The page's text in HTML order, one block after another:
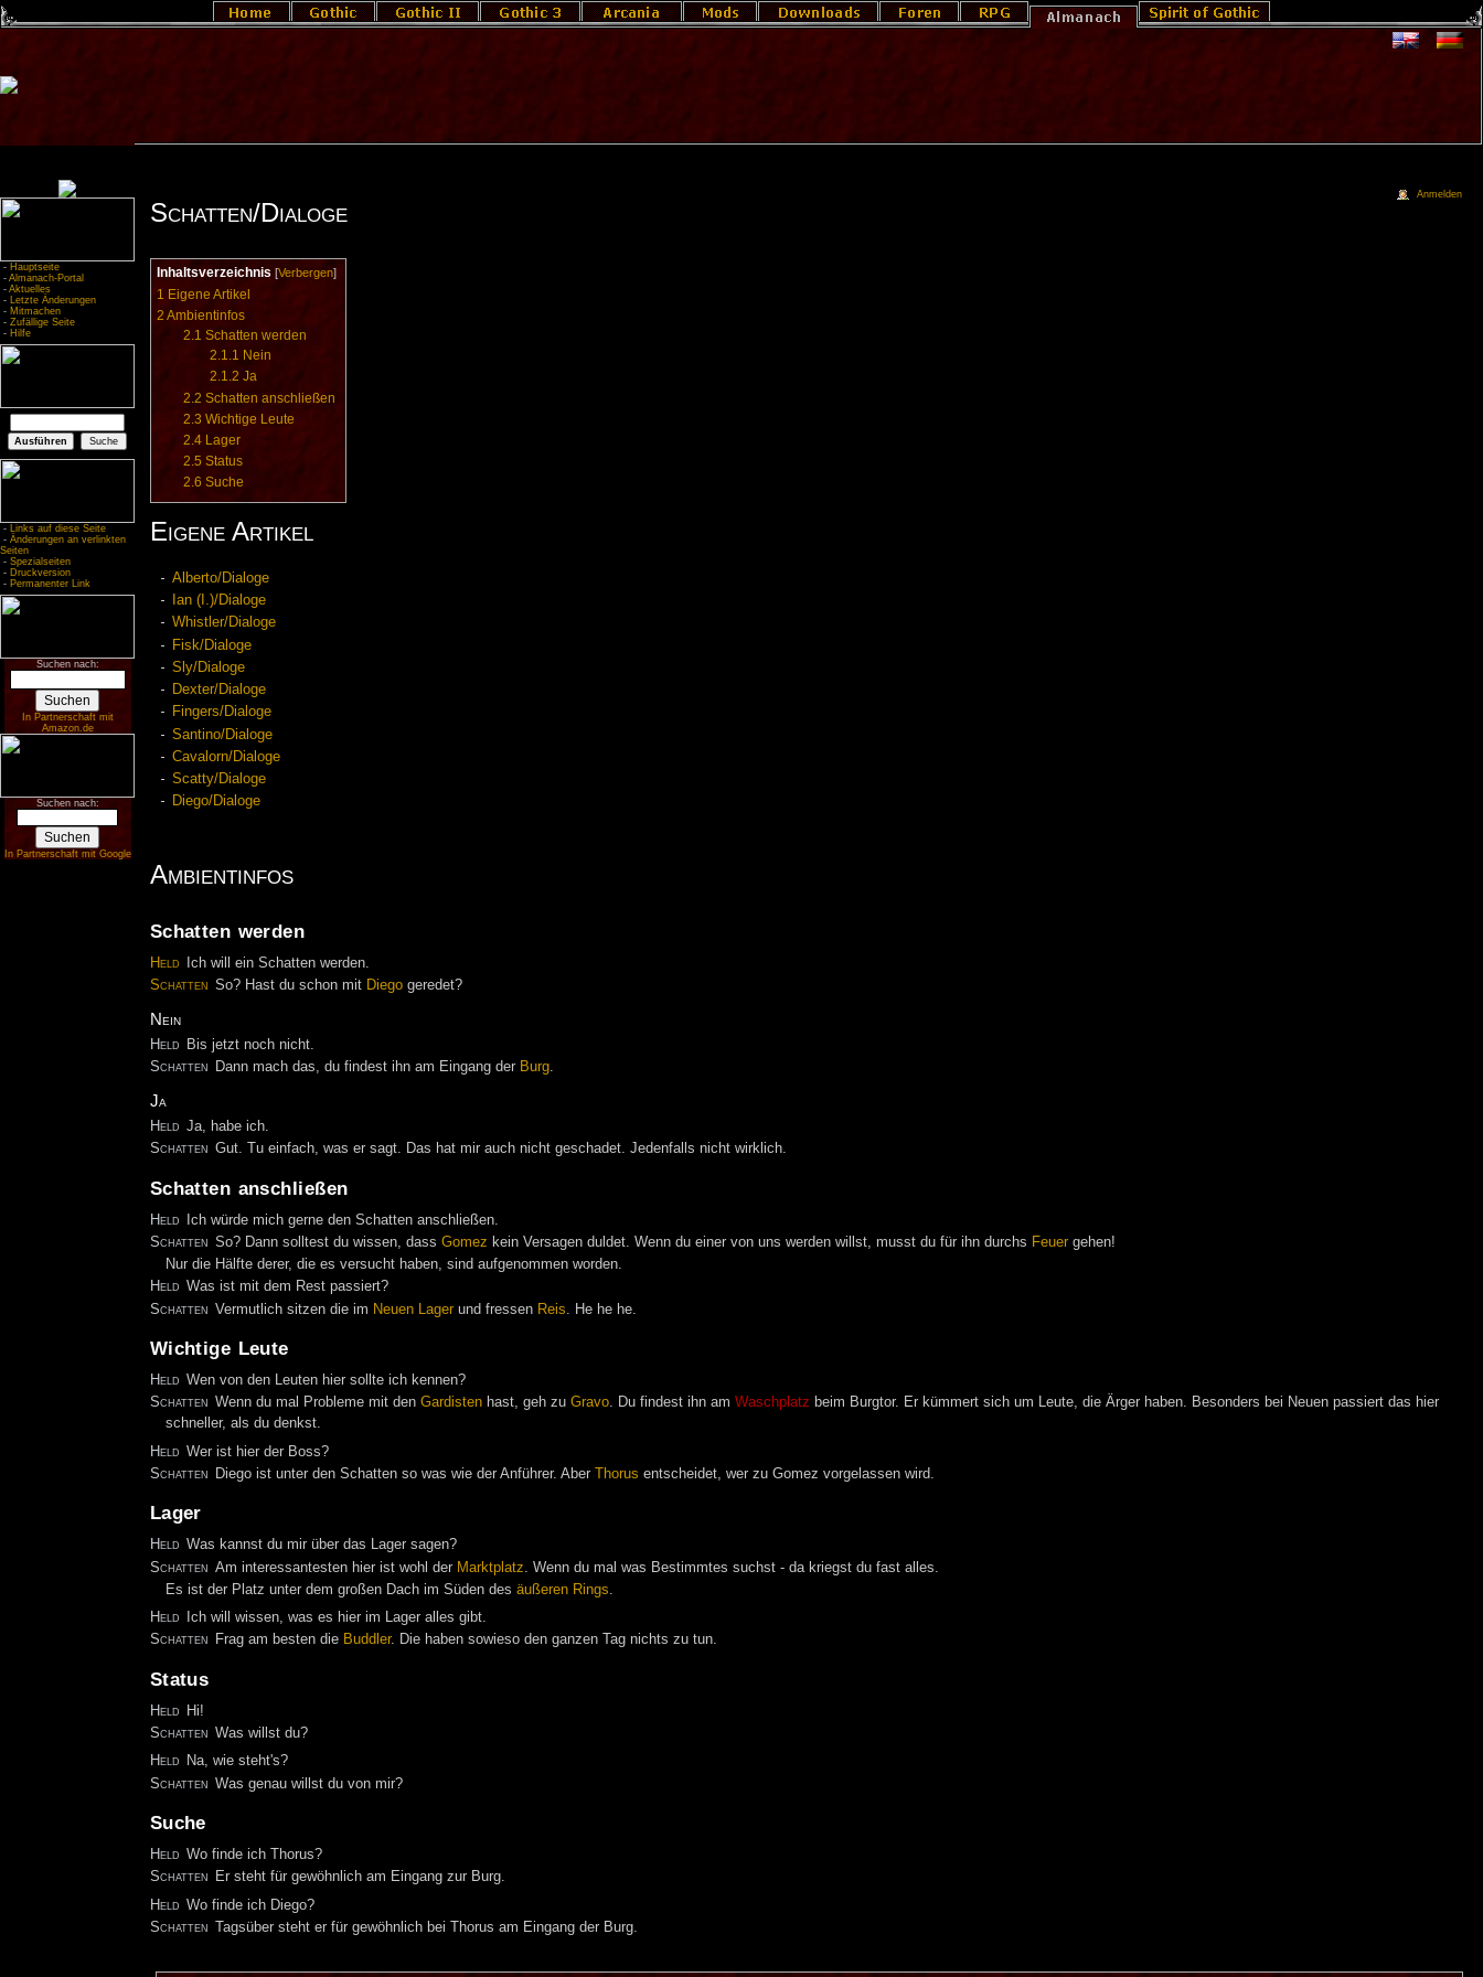
- Hauptseite
- Almanach-Portal
- Aktuelles
- Letzte Änderungen
- Mitmachen
- Zufällige Seite
- Hilfe
- Links auf diese Seite
- Änderungen an verlinkten
Seiten
- Spezialseiten
- Druckversion
- Permanenter Link
Suchen nach:
In Partnerschaft mit
Amazon.de
Suchen nach:
In Partnerschaft mit Google
Schatten/Dialoge
Inhaltsverzeichnis [Verbergen]
1 Eigene Artikel
2 Ambientinfos
2.1 Schatten werden
2.1.1 Nein
2.1.2 Ja
2.2 Schatten anschließen
2.3 Wichtige Leute
2.4 Lager
2.5 Status
2.6 Suche
Eigene Artikel
Alberto/Dialoge
Ian (I.)/Dialoge
Whistler/Dialoge
Fisk/Dialoge
Sly/Dialoge
Dexter/Dialoge
Fingers/Dialoge
Santino/Dialoge
Cavalorn/Dialoge
Scatty/Dialoge
Diego/Dialoge
Ambientinfos
Schatten werden
Held
Ich will ein Schatten werden.
Schatten So? Hast du schon mit Diego geredet?
Nein
Held
Bis jetzt noch nicht.
Schatten
Dann mach das, du findest ihn am Eingang der Burg.
Ja
Held Ja, habe ich.
Schatten Gut. Tu einfach, was er sagt. Das hat mir auch nicht geschadet. Jedenfalls nicht wirklich.
Schatten anschließen
Held
Ich würde mich gerne den Schatten anschließen.
Schatten So? Dann solltest du wissen, dassGomez kein Versagen duldet. Wenn du einer von uns werden willst, musst du für ihn durchs Feuer gehen!
Nur die Hälfte derer, die es versucht haben, sind aufgenommen worden.
Held Was ist mit dem Rest passiert?
Schatten Vermutlich sitzen die im Neuen Lager und fressen Reis . He he he.
Wichtige Leute
Held Wen von den Leuten hier sollte ich kennen?
Schatten Wenn du mal Probleme mit denGardisten hast, geh zuGravo. Du findest ihn amWaschplatz beim Burgtor. Er kümmert sich um Leute, die Ärger haben. Besonders bei Neuen passiert das hier
schneller, als du denkst.
Held Wer ist hier der Boss?
Schatten
Diego ist unter den Schatten so was wie der Anführer. AberThorus entscheidet, wer zu Gomez vorgelassen wird.
Lager
Held Was kannst du mir über das Lager sagen?
Schatten Am interessantesten hier ist wohl der Marktplatz . Wenn du mal was Bestimmtes suchst - da kriegst du fast alles.
Es ist der Platz unter dem großen Dach im Süden des äußeren Rings
Held
Ich will wissen, was es hier im Lager alles gibt.
Schatten
Frag am besten die Buddler. Die haben sowieso den ganzen Tag nichts zu tun.
Status
Held
Hi!
Schatten Was willst du?
Held
Na, wie steht's?
Schatten Was genau willst du von mir?
Suche
Held Wo finde ich Thorus?
Schatten
Er steht für gewöhnlich am Eingang zur Burg.
Held Wo finde ich Diego?
Schatten Tagsüber steht er für gewöhnlich bei Thorus am Eingang der Burg.
Anmelden